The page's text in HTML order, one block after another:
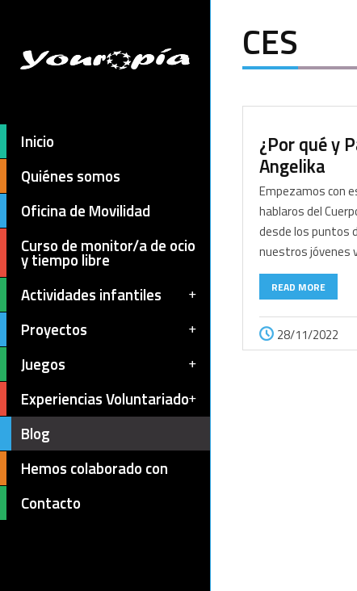
Inicio
Quiénes somos
Oficina de Movilidad
Curso de monitor/a de ocio
y tiempo libre
Actividades infantiles
Proyectos
Juegos
Experiencias Voluntariado
Blog
Hemos colaborado con
Contacto
CES
¿Por qué y
Angelika
Empezamos con
hablaros del
desde los puntos
nuestros jóvenes
READ MORE
28/11/2022